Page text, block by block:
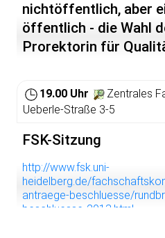
nichtöffentlich, aber
öffentlich - die Wahl
Prorektorin für
TO-Aufstellung: 22.05.13, 9:00
Tagesordnung und
heidelberg.de/index.php/Senat
19.00 Uhr
Zentrales
Ueberle-Straße 3-5
FSK-Sitzung
http://www.fsk.uni-
heidelberg.de/
antraege-beschluesse/
beschluesse-2013.html